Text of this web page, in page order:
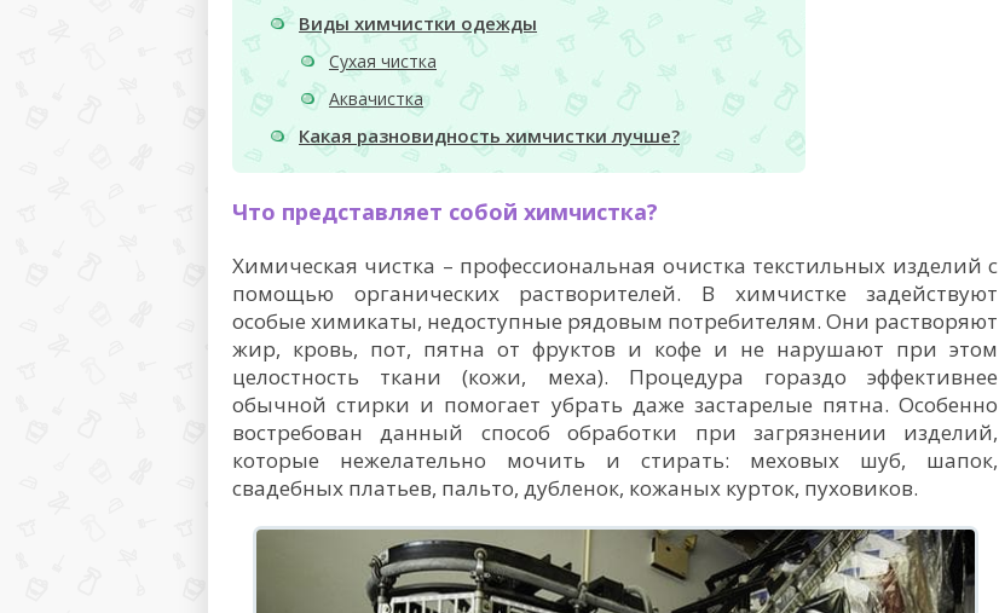
Виды химчистки одежды
Сухая чистка
Аквачистка
Какая разновидность химчистки лучше?
Что представляет собой химчистка?
Химическая чистка – профессиональная очистка текстильных изделий с
помощью органических растворителей. В химчистке задействуют
особые химикаты, недоступные рядовым потребителям. Они растворяют
жир, кровь, пот, пятна от фруктов и кофе и не нарушают при этом
целостность ткани (кожи, меха). Процедура гораздо эффективнее
обычной стирки и помогает убрать даже застарелые пятна. Особенно
востребован данный способ обработки при загрязнении изделий,
которые нежелательно мочить и стирать: меховых шуб, шапок,
свадебных платьев, пальто, дубленок, кожаных курток, пуховиков.